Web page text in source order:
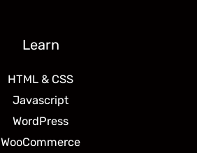
Learn
HTML & CSS
Javascript
WordPress
WooCommerce